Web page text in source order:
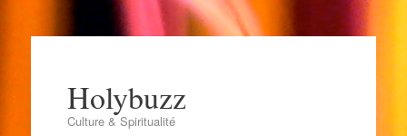
Holybuzz
Culture & Spiritualité